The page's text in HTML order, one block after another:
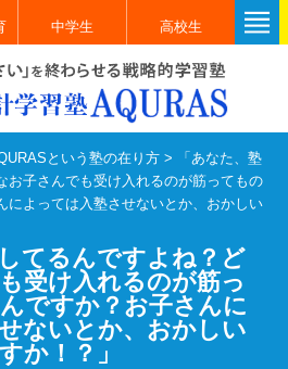
中学生 高校生
という塾の在り方 >
「あなた、塾
お子さんでも受け入れるのが筋ってもの
によっては入塾させないとか、おかしい
てるんですよね？ど
受け入れるのが筋っ
ですか？お子さんに
ないとか、おかしい
か！？」